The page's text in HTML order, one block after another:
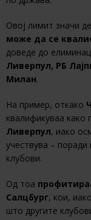
Овој лимит значи
може да се
доведе до
Ливерпул, РБ
Милан.
На пример, откако
квалификуваа
Ливерпул, иако
учествува – поради
клубови.
Од тоа
Салцбург, кои,
што другите